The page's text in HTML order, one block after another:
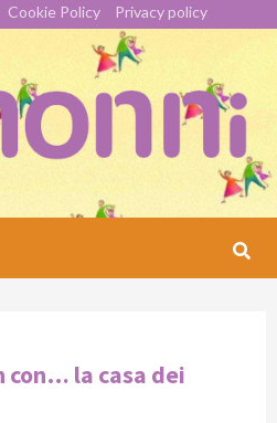
Cookie Policy Privacy policy
con… la casa dei